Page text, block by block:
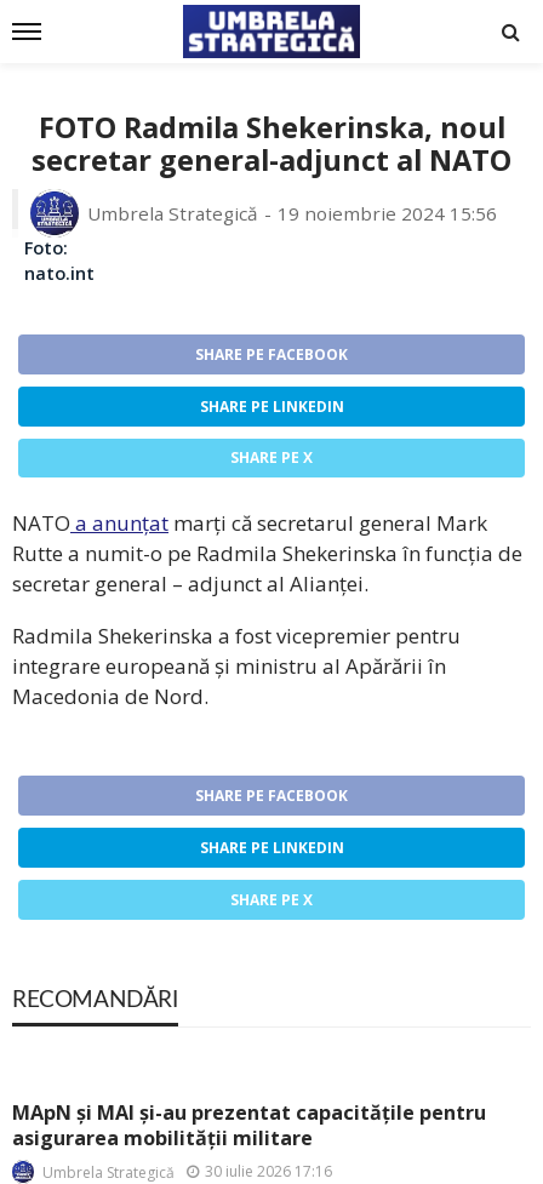
FOTO Radmila Shekerinska, noul
secretar general-adjunct al NATO
Umbrela Strategică 19 noiembrie 2024 15:56
Foto:
nato.int
SHARE PE FACEBOOK
SHARE PE LINKEDIN
SHARE PE X
NATO a anunțat marți că secretarul general Mark
Rutte a numit-o pe Radmila Shekerinska în funcția de
secretar general – adjunct al Alianței.
Radmila Shekerinska a fost vicepremier pentru
integrare europeană și ministru al Apărării în
Macedonia de Nord.
SHARE PE FACEBOOK
SHARE PE LINKEDIN
SHARE PE X
RECOMANDĂRI
MApN și MAI și-au prezentat capacitățile pentru
asigurarea mobilității militare
Umbrela Strategică 30 iulie 2026 17:16